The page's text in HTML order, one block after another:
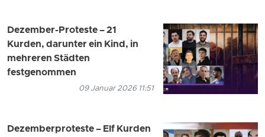
Dezember-Proteste – 21
Kurden, darunter ein Kind, in
mehreren Städten
festgenommen
09 Januar 2026 11:51
Dezemberproteste – Elf Kurden